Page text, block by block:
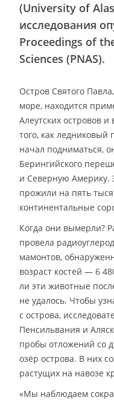
(University of
исследования
Proceedings of
Sciences (PNAS).
Остров Святого
море, находится
Алеутских островов и
того, как ледниковый
начал подниматься,
Берингийского
и Северную Америку.
прожили на пять
континентальные
Когда они вымерли?
провела
мамонтов,
возраст костей — 6
ли эти животные
не удалось. Чтобы
с острова,
Пенсильвания и
пробы отложений со
озёр острова. В них
растущих на навозе
«Мы наблюдаем